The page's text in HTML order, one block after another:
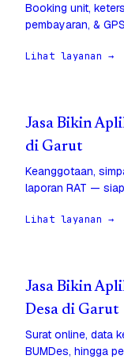
Booking unit,
pembayaran, &
Lihat layanan →
Jasa Bikin
di Garut
Keanggotaan,
laporan RAT —
Lihat layanan →
Jasa Bikin
Desa di Garut
Surat online, data
BUMDes, hingga